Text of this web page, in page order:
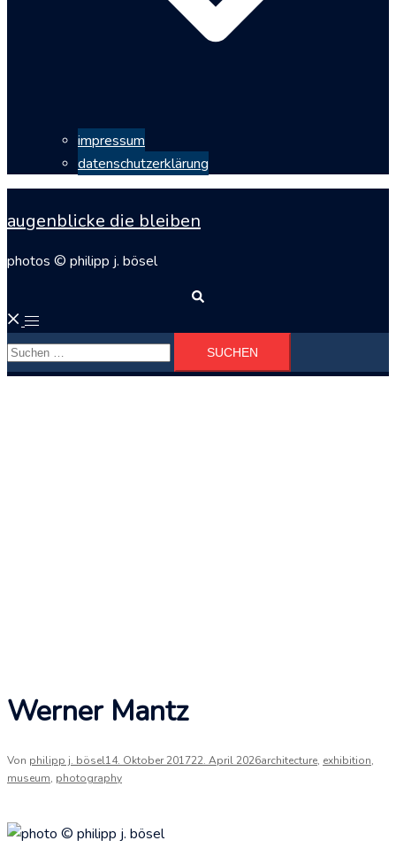
impressum
datenschutzerklärung
augenblicke die bleiben
photos © philipp j. bösel
Menü
umschalten
Suchen
nach:
Werner Mantz
Von philipp j. bösel14. Oktober 201722. April 2026architecture, exhibition,
museum, photography